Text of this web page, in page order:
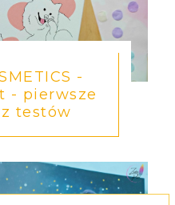
-
- pierwsze
testów